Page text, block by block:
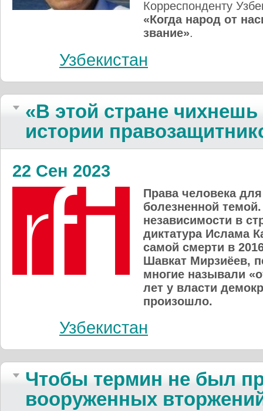
Корреспонденту
«Когда народ от
звание».
Узбекистан
«В этой стране
истории
22 Сен 2023
Права человека
болезненной
независимости в
диктатура Ислама
самой смерти в
Шавкат Мирзиёев,
многие называли
лет у власти
произошло.
Узбекистан
Чтобы термин не был
вооруженных